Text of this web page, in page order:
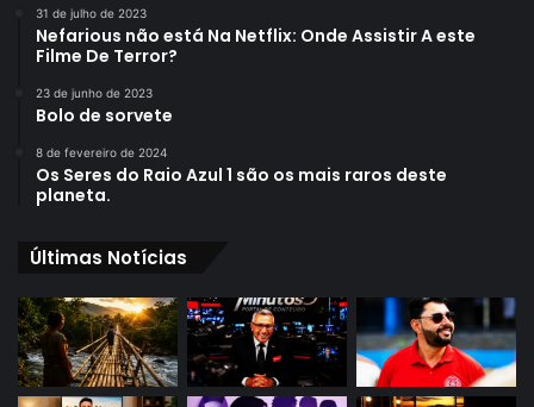
31 de julho de 2023
Nefarious não está Na Netflix: Onde Assistir A este
Filme De Terror?
23 de junho de 2023
Bolo de sorvete
8 de fevereiro de 2024
Os Seres do Raio Azul 1 são os mais raros deste
planeta.
Últimas Notícias